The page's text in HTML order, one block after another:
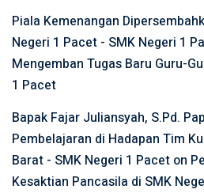
Piala Kemenangan
Negeri 1 Pacet - SMK Negeri 1
Mengemban Tugas Baru Guru-
1 Pacet
Bapak Fajar Juliansyah, S.Pd.
Pembelajaran di Hadapan Tim
Barat - SMK Negeri 1 Pacet on
Kesaktian Pancasila di SMK